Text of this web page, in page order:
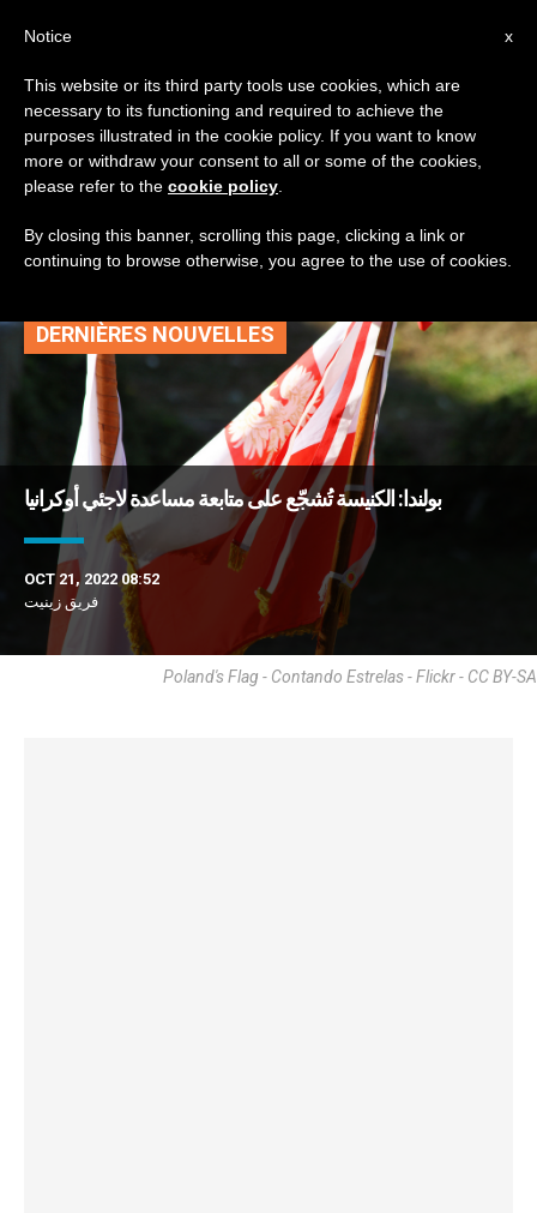
TAG
Posts Tagged ‘مؤتمر
أساقفة بولندا’
DERNIÈRES NOUVELLES
بولندا: الكنيسة تُشجّع على متابعة مساعدة لاجئي أوكرانيا
OCT 21, 2022 08:52
فريق زينيت
Poland's Flag - Contando Estrelas - Flickr - CC BY-SA
x
Notice
This website or its third party tools use cookies, which are
necessary to its functioning and required to achieve the
purposes illustrated in the cookie policy. If you want to know
more or withdraw your consent to all or some of the cookies,
please refer to the cookie policy
By closing this banner, scrolling this page, clicking a link or
continuing to browse otherwise, you agree to the use of cookies.